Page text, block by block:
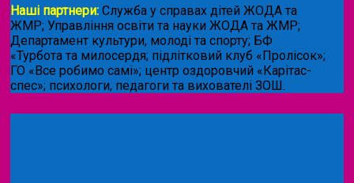
Наші партнери: Служба у справах дітей ЖОДА та
ЖМР; Управління освіти та науки ЖОДА та ЖМР;
Департамент культури, молоді та спорту; БФ
«Турбота та милосердя; підлітковий клуб «Пролісок»;
ГО «Все робимо самі»; центр оздоровчий «Карітас-
спес»; психологи, педагоги та вихователі ЗОШ.